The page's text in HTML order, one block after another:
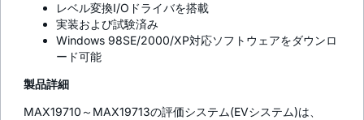
レベル変換I/Oドライバを搭載
実装および試験済み
Windows 98SE/2000/XP対応ソフトウェアをダウンロ
ード可能
製品詳細
MAX19710～MAX19713の評価システム(EVシステム)は、